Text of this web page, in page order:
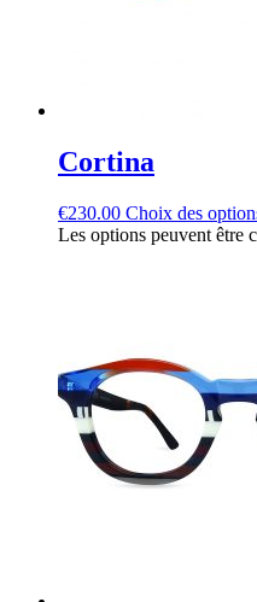
Cortina
€230.00 Choix des
Les options peuvent être